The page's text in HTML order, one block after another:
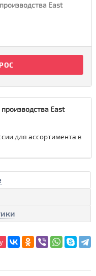
East
East
для ассортимента в